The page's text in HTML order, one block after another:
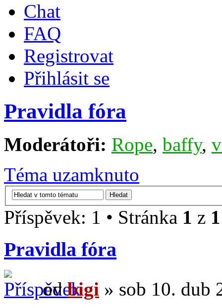
Chat
FAQ
Registrovat
Přihlásit se
Pravidla fóra
Moderátoři: Rope, baffy,
Téma uzamknuto
Příspěvek: 1 • Stránka 1 z 1
Pravidla fóra
odbigi » sob 10. dub